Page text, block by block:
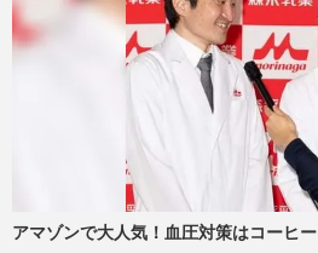
アマゾンで大人気！血圧対策はコーヒ